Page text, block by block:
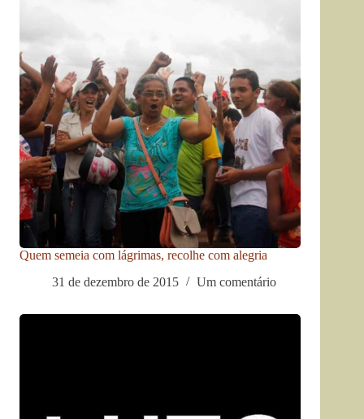
Quem semeia com lágrimas, recolhe com alegria
31 de dezembro de 2015
Um comentário